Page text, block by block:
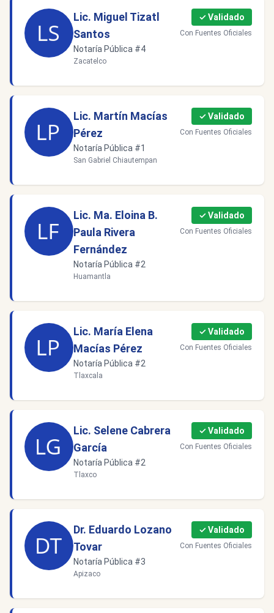
Lic. Miguel Tizatl
Santos
Notaría Pública #4
Zacatelco
✓ Validado
Con Fuentes Oficiales
Lic. Martín Macías
Pérez
Notaría Pública #1
San Gabriel Chiautempan
✓ Validado
Con Fuentes Oficiales
Lic. Ma. Eloina B.
Paula Rivera
Fernández
Notaría Pública #2
Huamantla
✓ Validado
Con Fuentes Oficiales
Lic. María Elena
Macías Pérez
Notaría Pública #2
Tlaxcala
✓ Validado
Con Fuentes Oficiales
Lic. Selene Cabrera
García
Notaría Pública #2
Tlaxco
✓ Validado
Con Fuentes Oficiales
Dr. Eduardo Lozano
Tovar
Notaría Pública #3
Apizaco
✓ Validado
Con Fuentes Oficiales